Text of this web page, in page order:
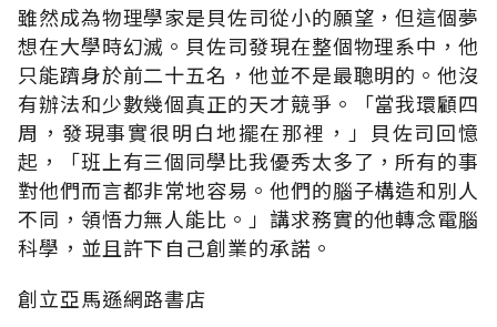
雖然成為物理學家是貝佐司從小的願望，但這個夢
想在大學時幻滅。貝佐司發現在整個物理系中，他
只能躋身於前二十五名，他並不是最聰明的。他沒
有辦法和少數幾個真正的天才競爭。「當我環顧四
周，發現事實很明白地擺在那裡，」貝佐司回憶
起，「班上有三個同學比我優秀太多了，所有的事
對他們而言都非常地容易。他們的腦子構造和別人
不同，領悟力無人能比。」講求務實的他轉念電腦
科學，並且許下自己創業的承諾。
創立亞馬遜網路書店